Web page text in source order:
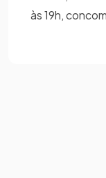
às 19h,